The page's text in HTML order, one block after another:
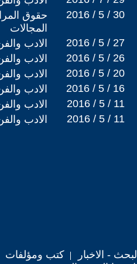
حقوق
المجالات
2016 / 5 / 30
الادب 2016 / 5 / 27
الادب
2016 / 5 / 26
الادب
2016 / 5 / 20
الادب
2016 / 5 / 16
الادب
2016 / 5 / 11
الادب
2016 / 5 / 11
البحث - الاخبار كتب ومؤلفات